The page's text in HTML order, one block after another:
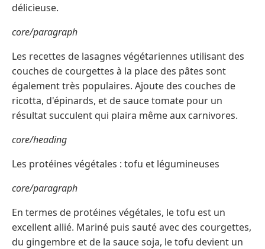
délicieuse.
core/paragraph
Les recettes de lasagnes végétariennes utilisant des
couches de courgettes à la place des pâtes sont
également très populaires. Ajoute des couches de
ricotta, d'épinards, et de sauce tomate pour un
résultat succulent qui plaira même aux carnivores.
core/heading
Les protéines végétales : tofu et légumineuses
core/paragraph
En termes de protéines végétales, le tofu est un
excellent allié. Mariné puis sauté avec des courgettes,
du gingembre et de la sauce soja, le tofu devient un